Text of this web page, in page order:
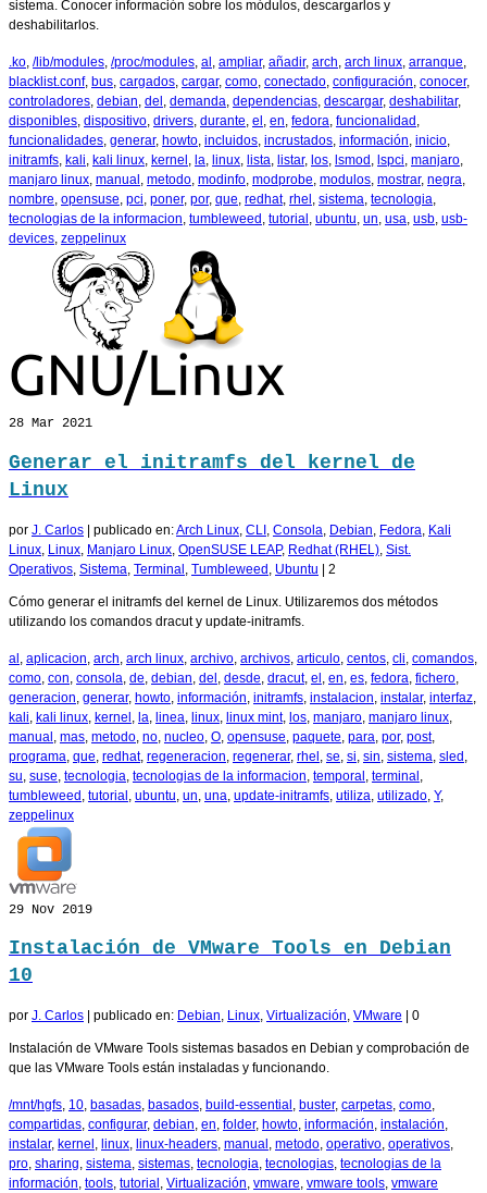
sistema. Conocer información sobre los módulos, descargarlos y
deshabilitarlos.
.ko /lib/modules /proc/modules al ampliar, añadir, arch arch linux arranque
blacklist.conf, bus cargados cargar, como conectado configuración conocer,
controladores debian del demanda dependencias descargar, deshabilitar,
disponibles dispositivo drivers durante el en fedora funcionalidad
funcionalidades generar, howto incluidos incrustados información inicio
initramfs kali kali linux kernel la linux lista listar, los lsmod lspci manjaro
manjaro linux manual metodo modinfo modprobe modulos mostrar, negra
nombre opensuse pci poner, por, que redhat, rhel sistema tecnologia
tecnologias de la informacion tumbleweed tutorial ubuntu un usa usb usb-
devices zeppelinux
28 Mar 2021
Generar el initramfs del kernel de
Linux
por J. Carlos | publicado en:Arch Linux CLI Consola Debian Fedora Kali
Linux Linux Manjaro Linux OpenSUSE LEAP, Redhat (RHEL) Sist.
Operativos Sistema Terminal Tumbleweed Ubuntu | 2
Cómo generar el initramfs del kernel de Linux. Utilizaremos dos métodos
utilizando los comandos dracut y update-initramfs.
al aplicacion arch arch linux archivo archivos articulo centos cli comandos
como con consola de debian del desde dracut, el en es fedora fichero
generacion generar, howto información initramfs instalacion instalar, interfaz
kali kali linux kernel la linea linux linux mint, los manjaro manjaro linux
manual mas metodo no nucleo O opensuse paquete para por, post,
programa que redhat, regeneracion regenerar, rhel se si sin sistema sled
su suse tecnologia tecnologias de la informacion temporal terminal
tumbleweed tutorial ubuntu un una update-initramfs utiliza utilizado Y,
zeppelinux
29 Nov 2019
Instalación de VMware Tools en Debian
10
por J. Carlos publicado en: Debian, Linux, Virtualización, VMware 0
Instalación de VMware Tools sistemas basados en Debian y comprobación de
que las VMware Tools están instaladas y funcionando.
/mnt/hgfs, 10, basadas, basados, build-essential , buster, carpetas, como,
compartidas, configurar, debian, en, folder, howto, información, instalación,
instalar, kernel , linux, linux-headers, manual , metodo, operativo, operativos,
pro, sharing, sistema, sistemas, tecnologia, tecnologias, tecnologias de la
información, tools, tutorial , Virtualización, vmware, vmware tools, vmware